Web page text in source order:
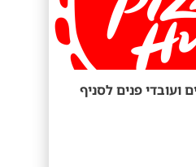
פנים לסניף